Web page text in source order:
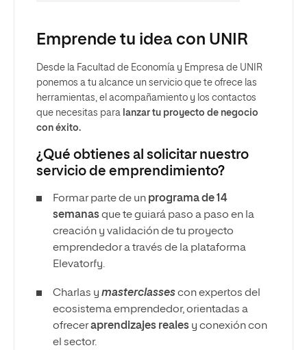
Emprende tu idea con UNIR
Desde la Facultad de Economía y Empresa de UNIR
ponemos a tu alcance un servicio que te ofrece las
herramientas, el acompañamiento y los contactos
que necesitas para lanzar tu proyecto de negocio
con éxito.
¿Qué obtienes al solicitar nuestro
servicio de emprendimiento?
Formar parte de un programa de 14
semanasque te guiará paso a paso en la
creación y validación de tu proyecto
emprendedor a través de la plataforma
Elevatorfy.
Charlas y masterclassescon expertos del
ecosistema emprendedor, orientadas a
ofreceraprendizajes reales y conexión con
el sector.